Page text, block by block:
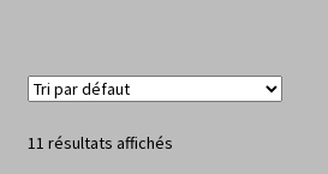
11 résultats affichés